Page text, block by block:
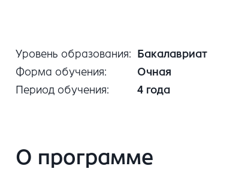
Уровень образования
Бакалавриат
Форма обучения
Очная
Период обучения
4 года
О программе